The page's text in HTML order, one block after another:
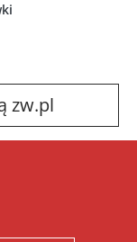
zw.pl